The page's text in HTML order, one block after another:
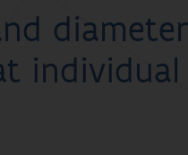
individual